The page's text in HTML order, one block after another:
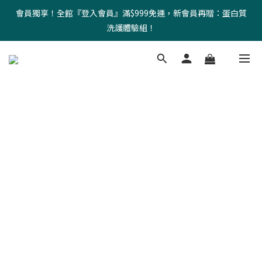
會員獨享！全館『登入會員』滿$999免運，新會員再贈：蛋白質
洗護體驗組！